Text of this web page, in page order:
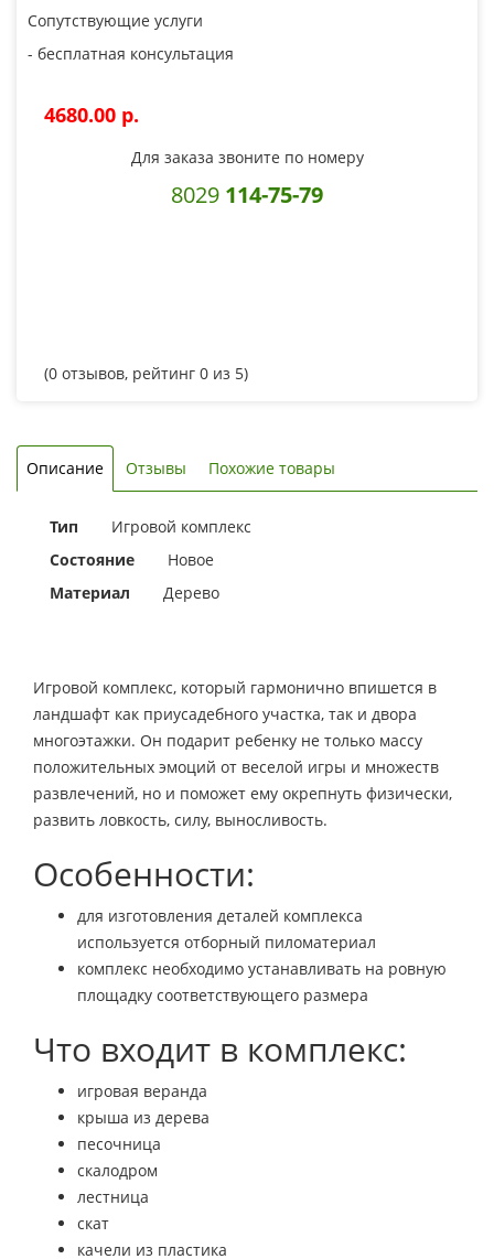
Сопутствующие услуги
- бесплатная консультация
4680.00 p.
Для заказа звоните по номеру
8029 114-75-79
(0 отзывов, рейтинг 0 из 5)
Описание Отзывы Похожие товары
Тип
Игровой комплекс
Состояние
Новое
Материал
Дерево
Игровой комплекс, который гармонично впишется в
ландшафт как приусадебного участка, так и двора
многоэтажки. Он подарит ребенку не только массу
положительных эмоций от веселой игры и множеств
развлечений, но и поможет ему окрепнуть физически,
развить ловкость, силу, выносливость.
Особенности:
для изготовления деталей комплекса
используется отборный пиломатериал
комплекс необходимо устанавливать на ровную
площадку соответствующего размера
Что входит в комплекс:
игровая веранда
крыша из дерева
песочница
скалодром
лестница
скат
качели из пластика